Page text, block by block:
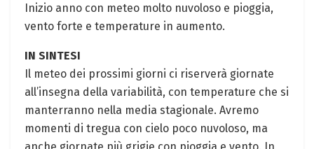
Inizio anno con ​meteo molto ⁤nuvoloso e pioggia,
vento‌ forte e temperature in aumento.
IN SINTESI
Il meteo dei prossimi giorni ci riserverà giornate
all’insegna della variabilità, ⁤con temperature che si
​manterranno nella‍ media stagionale. Avremo
momenti di tregua con cielo poco nuvoloso, ‌ma
anche giornate ⁣più grigie con ⁣pioggia e vento. In